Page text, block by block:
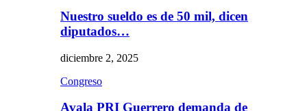
Nuestro sueldo es de 50 mil, dicen
diputados…
diciembre 2, 2025
Congreso
Avala PRI Guerrero demanda de